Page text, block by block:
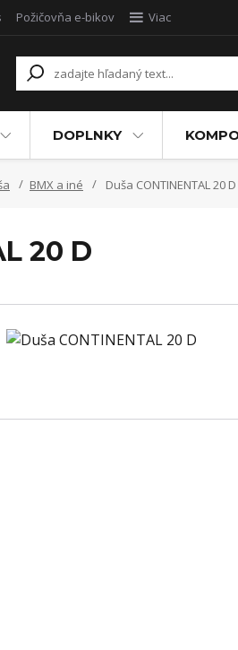
Požičovňa e-bikov Viac
DOPLNKY
BMX a iné Duša CONTINENTAL 20 D
20 D